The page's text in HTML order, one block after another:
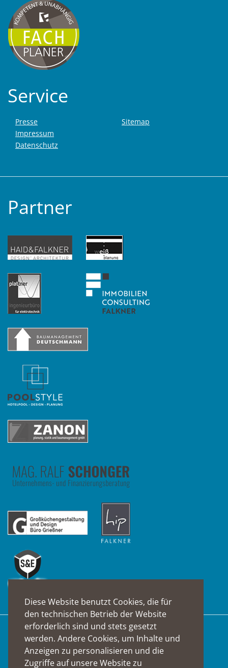
Diese Website benutzt Cookies, die für
den technischen Betrieb der Website
erforderlich sind und stets gesetzt
werden. Andere Cookies, um Inhalte und
Anzeigen zu personalisieren und die
Zugriffe auf unsere Website zu
Service
Presse
Impressum
Datenschutz
Sitemap
Partner
Suche